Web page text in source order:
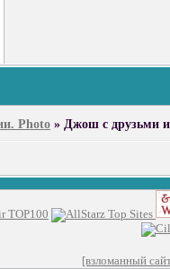
Photo » Джош с друзьми и
[взломанный